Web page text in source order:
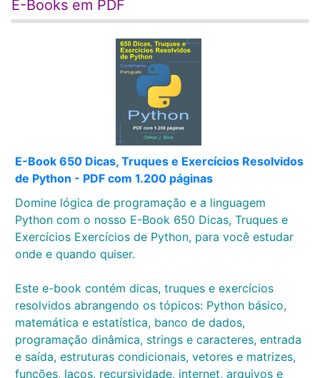
E-Books em PDF
E-Book 650 Dicas, Truques e Exercícios Resolvidos
de Python - PDF com 1.200 páginas
Domine lógica de programação e a linguagem
Python com o nosso E-Book 650 Dicas, Truques e
Exercícios Exercícios de Python, para você estudar
onde e quando quiser.
Este e-book contém dicas, truques e exercícios
resolvidos abrangendo os tópicos: Python básico,
matemática e estatística, banco de dados,
programação dinâmica, strings e caracteres, entrada
e saída, estruturas condicionais, vetores e matrizes,
funções, laços, recursividade, internet, arquivos e